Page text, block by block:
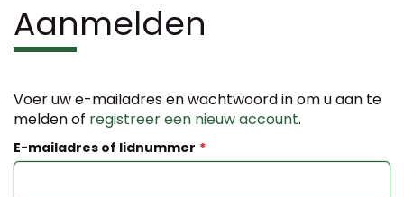
Aanmelden
Voer uw e-mailadres en wachtwoord in om u aan te
melden of registreer een nieuw account.
E-mailadres of lidnummer